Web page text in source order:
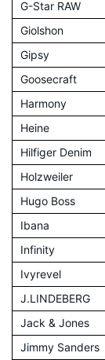
G-Star RAW
Giolshon
Gipsy
Goosecraft
Harmony
Heine
Hilfiger Denim
Holzweiler
Hugo Boss
Ibana
Infinity
Ivyrevel
J.LINDEBERG
Jack & Jones
Jimmy Sanders